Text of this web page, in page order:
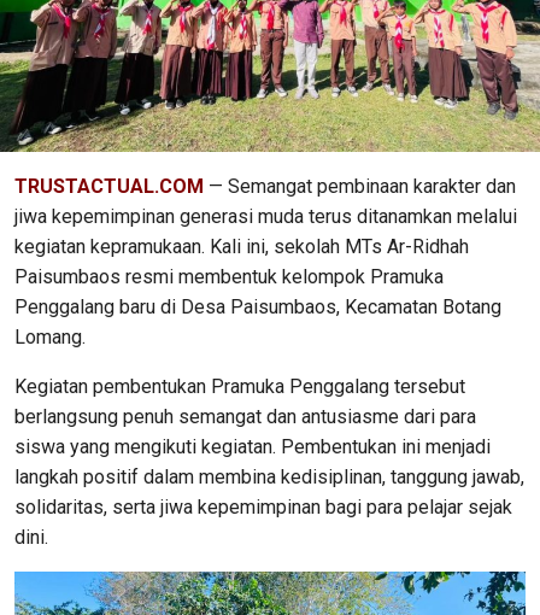
TRUSTACTUAL.COM — Semangat pembinaan karakter dan
jiwa kepemimpinan generasi muda terus ditanamkan melalui
kegiatan kepramukaan. Kali ini, sekolah MTs Ar-Ridhah
Paisumbaos resmi membentuk kelompok Pramuka
Penggalang baru di Desa Paisumbaos, Kecamatan Botang
Lomang.
Kegiatan pembentukan Pramuka Penggalang tersebut
berlangsung penuh semangat dan antusiasme dari para
siswa yang mengikuti kegiatan. Pembentukan ini menjadi
langkah positif dalam membina kedisiplinan, tanggung jawab,
solidaritas, serta jiwa kepemimpinan bagi para pelajar sejak
dini.